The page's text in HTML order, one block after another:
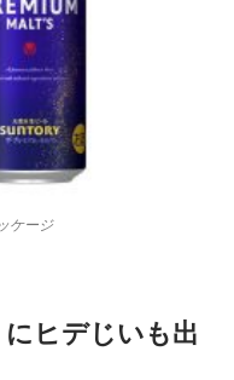
ケージ
ヒデじいも出